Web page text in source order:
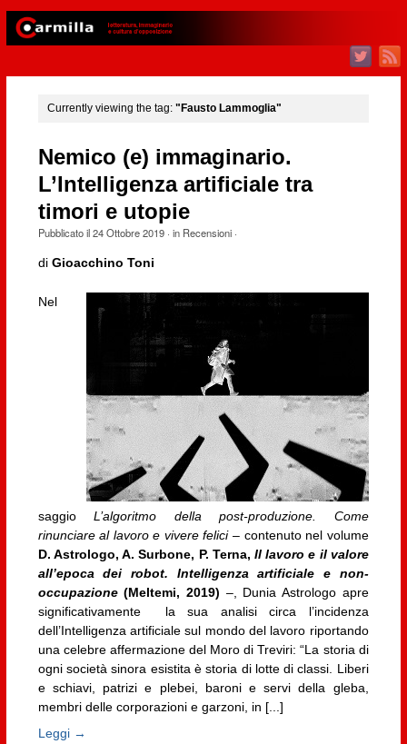
Currently viewing the tag: "Fausto Lammoglia"
Nemico (e) immaginario.
L’Intelligenza artificiale tra
timori e utopie
Pubblicato il24 Ottobre 2019· in Recensioni·
di Gioacchino Toni
Nel
saggioL’algoritmo della post-produzione. Come
rinunciare al lavoro e vivere felici– contenuto nel volume
D. Astrologo, A. Surbone, P. Terna, Il lavoro e il valore
all’epoca dei robot. Intelligenza artificiale e non-
occupazione(Meltemi, 2019) –, Dunia Astrologo apre
significativamente la sua analisi circa l’incidenza
dell’Intelligenza artificiale sul mondo del lavoro riportando
una celebre affermazione del Moro di Treviri: “La storia di
ogni società sinora esistita è storia di lotte di classi. Liberi
e schiavi, patrizi e plebei, baroni e servi della gleba,
membri delle corporazioni e garzoni, in [...]
Leggi →